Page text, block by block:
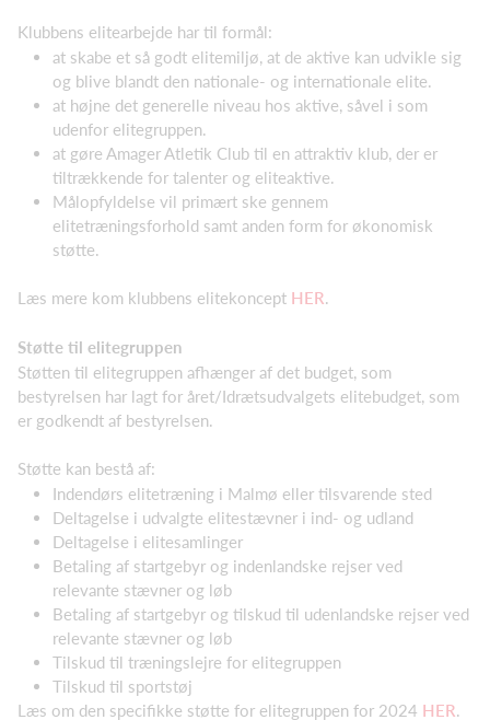
Klubbens elitearbejde har til formål:
at skabe et så godt elitemiljø, at de aktive kan udvikle sig
og blive blandt den nationale- og internationale elite.
at højne det generelle niveau hos aktive, såvel i som
udenfor elitegruppen.
at gøre Amager Atletik Club til en attraktiv klub, der er
tiltrækkende for talenter og eliteaktive.
Målopfyldelse vil primært ske gennem
elitetræningsforhold samt anden form for økonomisk
støtte.
Læs mere kom klubbens elitekoncept HER.
Støtte til elitegruppen
Støtten til elitegruppen afhænger af det budget, som
bestyrelsen har lagt for året/Idrætsudvalgets elitebudget, som
er godkendt af bestyrelsen.
Støtte kan bestå af:
Indendørs elitetræning i Malmø eller tilsvarende sted
Deltagelse i udvalgte elitestævner i ind- og udland
Deltagelse i elitesamlinger
Betaling af startgebyr og indenlandske rejser ved
relevante stævner og løb
Betaling af startgebyr og tilskud til udenlandske rejser ved
relevante stævner og løb
Tilskud til træningslejre for elitegruppen
Tilskud til sportstøj
Læs om den specifikke støtte for elitegruppen for 2024 HER